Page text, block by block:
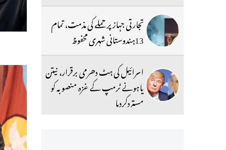
تجارتی جہاز پر حملے کی مذمت، تمام
13ہندوستانی شہری محفوظ
اسرائیل کی ہٹ دھرمی برقرار، نیتن
یاہونے ٹرمپ کے غزہ منصوبہ کو
مستردکردیا